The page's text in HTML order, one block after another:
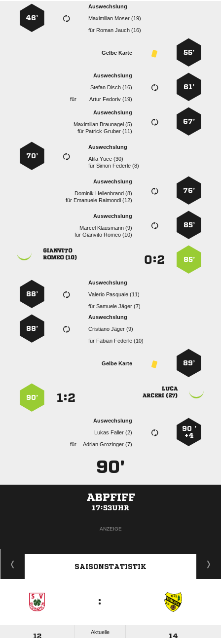
Auswechslung
  
für   
46’
55’
Gelbe Karte
61’
Auswechslung
  
für
  
67’
Auswechslung
  
für   
Auswechslung
  
für  
70’
76’
Auswechslung
  
für   
85’
Auswechslung
  
für  
85’
:

 
Auswechslung
  
für  
88’
Auswechslung
  
für   
88’
89’
Gelbe Karte

 
:
90’
90 ’
+4
Auswechslung
  
für
  
90'
ABPFIFF
17:53UHR
ANZEIGE
SAISONSTATISTIK
:
12
Aktuelle
14